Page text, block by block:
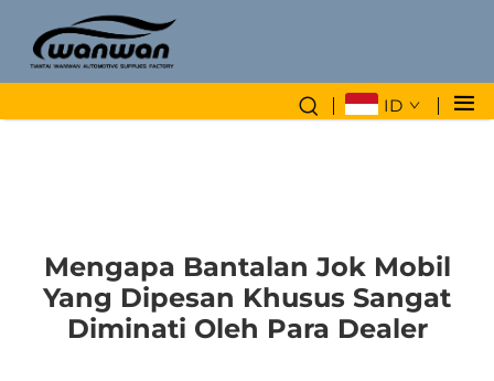
ID
Mengapa Bantalan Jok Mobil
Yang Dipesan Khusus Sangat
Diminati Oleh Para Dealer